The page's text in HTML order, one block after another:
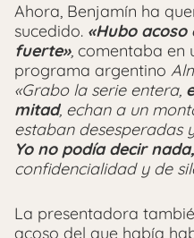
Ahora, Benjamín ha
sucedido. «Huboacoso
fuerte», comentaba en
programa argentino
«Grabo la serie entera,
mitad, echan a un
estaban desesperadas
Yo no podía decir nada,
confidencialidad y de
La presentadora
acoso del que había